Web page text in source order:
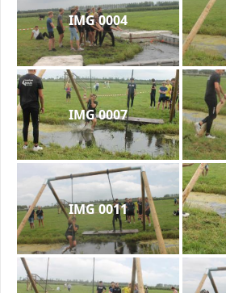
IMG 0004
IMG 0007
IMG 0011